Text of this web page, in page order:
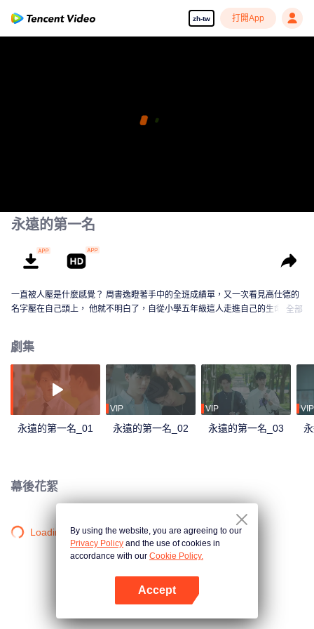
zh-tw 打開App
永遠的第一名
一直被人壓是什麼感覺？ 周書逸瞪著手中的全班成績單，又一次看見高仕德的
名字壓在自己頭上， 他就不明白了，自從小學五年級這人走進自己的生命後，
見！ 滿心愉悅迎接大學生活的他再度加入自己鍾愛的游泳社，一路被捧著，沒
想到畢業前迎新生入社傳承PK賽上竟然看見高仕德出現！這次，不僅來不及在
暗戀的學姐面前帥氣奪冠，還掉進水裡抽筋差點溺水，周書逸只有三個字…好-
想-死! 之後發現學姐和自己最好的朋友交往，他更想撞豆腐自殺，果然遇上高
仕德就是沒好事！ 他不知道天地那麼大，為何到哪高仕德總跟著他。那個人
說...「我一直看著你」，是要看到什麼時候才肯放過他？
全部
劇集
永遠的第一名_01
VIP
永遠的第一名_02
VIP
永遠的第一名_03
VIP
幕後花絮
Loading…By using the website, you are agreeing to our
Privacy Policy and the use of cookies in
accordance with our Cookie Policy.
Accept